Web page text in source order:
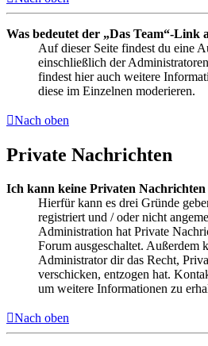
Was bedeutet der „Das Team“-Link
Auf dieser Seite findest du eine
einschließlich der
findest hier auch weitere
diese im Einzelnen moderieren.
Nach oben
Private Nachrichten
Ich kann keine Privaten Nachrichten
Hierfür kann es drei Gründe
registriert und / oder nicht
Administration hat Private
Forum ausgeschaltet. Außerdem
Administrator dir das Recht,
verschicken, entzogen hat.
um weitere Informationen zu
Nach oben